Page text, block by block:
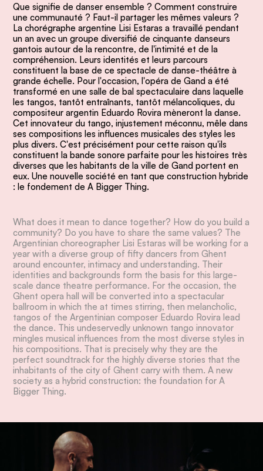
Que signifie de danser ensemble ? Comment construire
une communauté ? Faut-il partager les mêmes valeurs ?
La chorégraphe argentine Lisi Estaras a travaillé pendant
un an avec un groupe diversifié de cinquante danseurs
gantois autour de la rencontre, de l'intimité et de la
compréhension. Leurs identités et leurs parcours
constituent la base de ce spectacle de danse-théâtre à
grande échelle. Pour l'occasion, l'opéra de Gand a été
transformé en une salle de bal spectaculaire dans laquelle
les tangos, tantôt entraînants, tantôt mélancoliques, du
compositeur argentin Eduardo Rovira mèneront la danse.
Cet innovateur du tango, injustement méconnu, mêle dans
ses compositions les influences musicales des styles les
plus divers. C'est précisément pour cette raison qu'ils
constituent la bande sonore parfaite pour les histoires très
diverses que les habitants de la ville de Gand portent en
eux. Une nouvelle société en tant que construction hybride
: le fondement de A Bigger Thing.
What does it mean to dance together? How do you build a
community? Do you have to share the same values? The
Argentinian choreographer Lisi Estaras will be working for a
year with a diverse group of fifty dancers from Ghent
around encounter, intimacy and understanding. Their
identities and backgrounds form the basis for this large-
scale dance theatre performance. For the occasion, the
Ghent opera hall will be converted into a spectacular
ballroom in which the at times stirring, then melancholic,
tangos of the Argentinian composer Eduardo Rovira lead
the dance. This undeservedly unknown tango innovator
mingles musical influences from the most diverse styles in
his compositions. That is precisely why they are the
perfect soundtrack for the highly diverse stories that the
inhabitants of the city of Ghent carry with them. A new
society as a hybrid construction: the foundation for A
Bigger Thing.